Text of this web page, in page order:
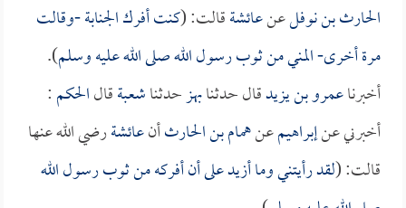
الحارث بن نوفلعنعائشةقالت: (كنت أفرك الجنابة -وقالت
مرة أخرى- المني من ثوب رسول الله صلى الله عليه وسلم).
أخبرناعمرو بن يزيدقال حدثنابهزحدثناشعبةقالالحكم:
أخبرني عنإبراهيمعنهمام بن الحارثأنعائشةرضي الله عنها
قالت: (لقد رأيتني وما أزيد على أن أفركه من ثوب رسول الله